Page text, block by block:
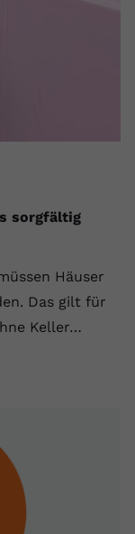
sorgfältig
Häuser
Das gilt für
Keller…